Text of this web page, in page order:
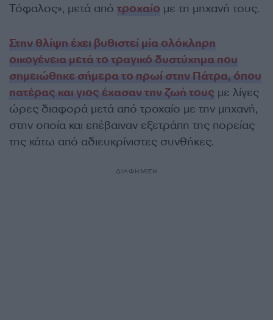
Τόφαλος», μετά από τροχαίο με τη μηχανή τους.
Στην θλίψη έχει βυθιστεί μία ολόκληρη
οικογένεια μετά το τραγικό δυστύχημα που
σημειώθηκε σήμερα το πρωί στην Πάτρα, όπου
πατέρας και γιος έχασαν την ζωή τους με λίγες
ώρες διαφορά μετά από τροχαίο με την μηχανή,
στην οποία και επέβαιναν εξετράπη της πορείας
της κάτω από αδιευκρίνιστες συνθήκες.
ΔΙΑΦΗΜΙΣΗ